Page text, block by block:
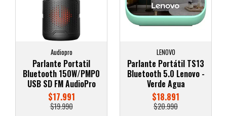
Audiopro
Parlante Portatil
Bluetooth 150W/PMP0
USB SD FM AudioPro
$17.991
$19.990
LENOVO
Parlante Portátil TS13
Bluetooth 5.0 Lenovo -
Verde Agua
$18.891
$20.990